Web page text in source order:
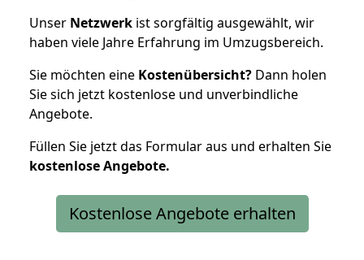
Unser Netzwerk ist sorgfältig ausgewählt, wir
haben viele Jahre Erfahrung im Umzugsbereich.
Sie möchten eine Kostenübersicht? Dann holen
Sie sich jetzt kostenlose und unverbindliche
Angebote.
Füllen Sie jetzt das Formular aus und erhalten Sie
kostenloseAngebote.
Kostenlose Angebote erhalten